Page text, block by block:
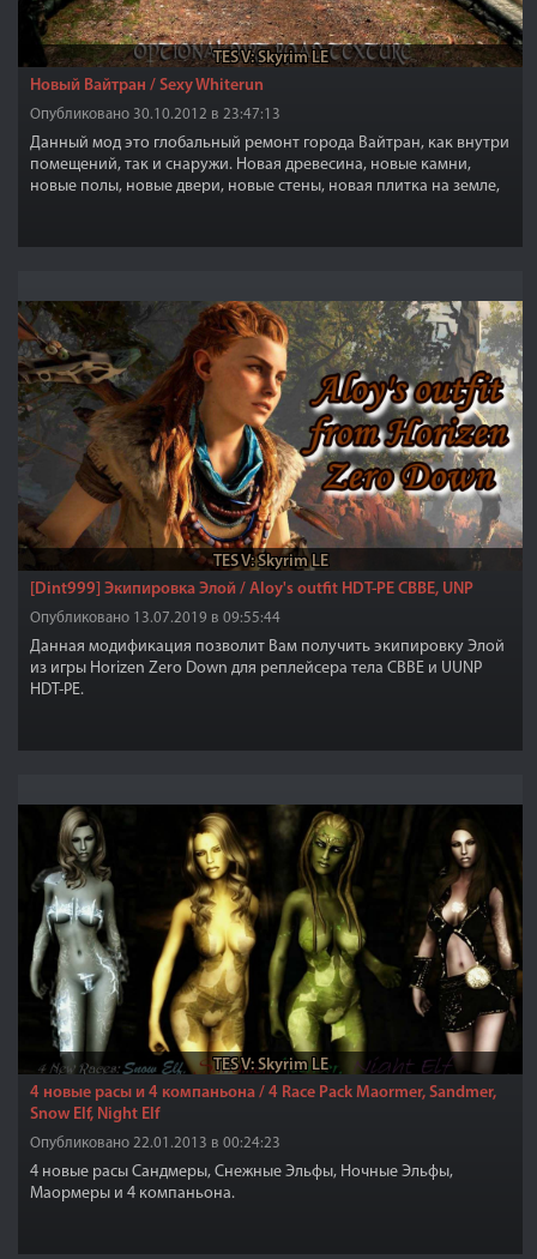
TES V: Skyrim LE
Новый Вайтран / Sexy Whiterun
Опубликовано 30.10.2012 в 23:47:13
Данный мод это глобальный ремонт города Вайтран, как внутри
помещений, так и снаружи. Новая древесина, новые камни,
новые полы, новые двери, новые стены, новая плитка на земле,
TES V: Skyrim LE
[Dint999] Экипировка Элой / Aloy's outfit HDT-PE CBBE, UNP
Опубликовано 13.07.2019 в 09:55:44
Данная модификация позволит Вам получить экипировку Элой
из игры Horizen Zero Down для реплейсера тела CBBE и UUNP
HDT-PE.
TES V: Skyrim LE
4 новые расы и 4 компаньона / 4 Race Pack Maormer, Sandmer,
Snow Elf, Night Elf
Опубликовано 22.01.2013 в 00:24:23
4 новые расы Сандмеры, Снежные Эльфы, Ночные Эльфы,
Маормеры и 4 компаньона.